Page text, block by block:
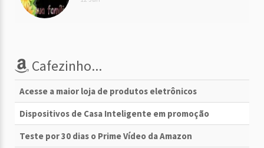
Cafezinho...
Acesse a maior loja de produtos eletrônicos
Dispositivos de Casa Inteligente em promoção
Teste por 30 dias o Prime Vídeo da Amazon